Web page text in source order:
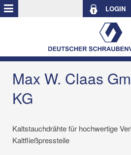
LOGIN
Max W. Claas
KG
Kaltstauchdrähte für hochwertige
Kaltfließpressteile